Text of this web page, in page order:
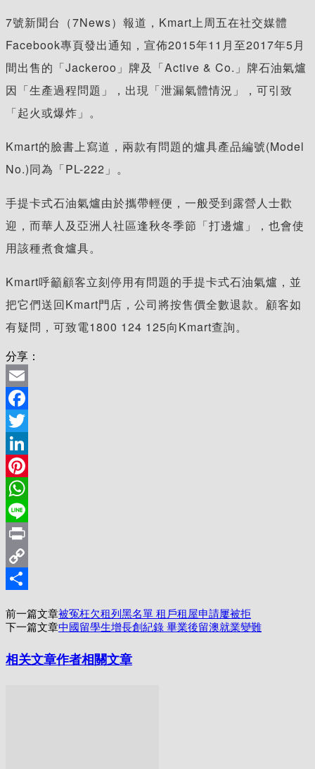
7號新聞台（7News）報道，Kmart上周五在社交媒體
Facebook專頁發出通知，宣佈2015年11月至2017年5月
間出售的「Jackeroo」牌及「Active & Co.」牌石油氣爐
因「生產過程問題」，出現「泄漏氣體情況」，可引致
「起火或爆炸」。
Kmart的臉書上寫道，兩款有問題的爐具產品編號(Model
No.)同為「PL-222」。
手提卡式石油氣爐由於攜帶輕便，一般受到露營人士歡
迎，而華人及亞洲人社區逢秋冬季節「打邊爐」，也會使
用該種煮食爐具。
Kmart呼籲顧客立刻停用有問題的手提卡式石油氣爐，並
把它們送回Kmart門店，公司將按售價全數退款。顧客如
有疑問，可致電1800 124 125向Kmart查詢。
分享：
Email
Facebook
Twitter
LinkedIn
Pinterest
WhatsApp
Line
Print
Copy
享
前一篇文章被冤枉欠租列黑名單 租戶租屋申請屢被拒
下一篇文章中國留學生增長創紀錄 畢業後留澳就業變難
相关文章作者相關文章